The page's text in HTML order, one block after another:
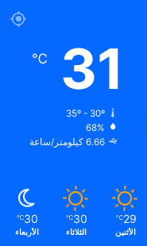
31
℃
35º - 30º
68%
6.66 كيلومتر/ساعة
29
℃
الأثنين
30
℃
الثلاثاء
30
℃
الأربعاء